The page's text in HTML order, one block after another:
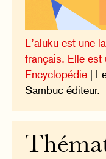
L’aluku est une
français. Elle est
Encyclopédie |
Sambuc éditeur.